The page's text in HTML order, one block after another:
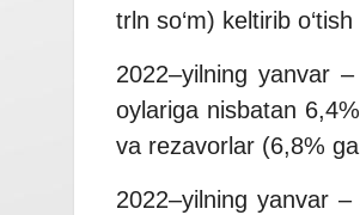
trln so‘m) keltirib
2022–yilning yanvar
oylariga nisbatan
va rezavorlar (6,8%
2022–yilning yanvar